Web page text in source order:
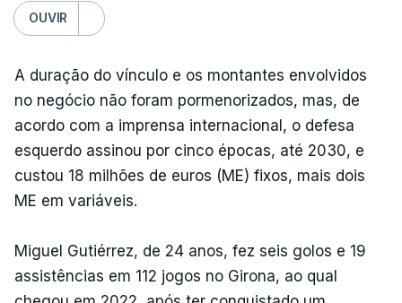
OUVIR
A duração do vínculo e os montantes envolvidos
no negócio não foram pormenorizados, mas, de
acordo com a imprensa internacional, o defesa
esquerdo assinou por cinco épocas, até 2030, e
custou 18 milhões de euros (ME) fixos, mais dois
ME em variáveis.
Miguel Gutiérrez, de 24 anos, fez seis golos e 19
assistências em 112 jogos no Girona, ao qual